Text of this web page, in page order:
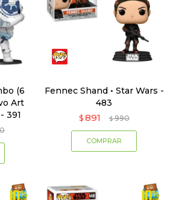
(6
Art
391
Fennec Shand • Star Wars -
483
$ 891 $ 990